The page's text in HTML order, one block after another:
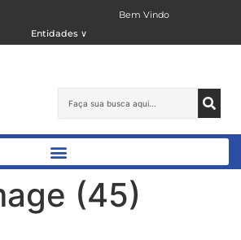
Bem Vindo
Entidades ∨
(45)